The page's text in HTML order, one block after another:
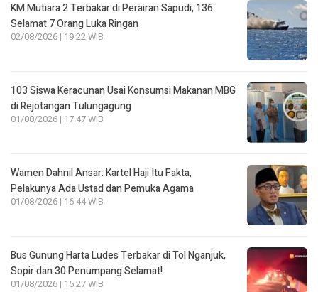
KM Mutiara 2 Terbakar di Perairan Sapudi, 136
Selamat 7 Orang Luka Ringan
02/08/2026 | 19:22 WIB
103 Siswa Keracunan Usai Konsumsi Makanan MBG
di Rejotangan Tulungagung
01/08/2026 | 17:47 WIB
Wamen Dahnil Ansar: Kartel Haji Itu Fakta,
Pelakunya Ada Ustad dan Pemuka Agama
01/08/2026 | 16:44 WIB
Bus Gunung Harta Ludes Terbakar di Tol Nganjuk,
Sopir dan 30 Penumpang Selamat!
01/08/2026 | 15:27 WIB